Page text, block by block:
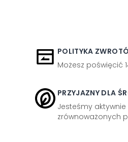
POLITYKA
Możesz poświęcić
PRZYJAZNY DLA
Jesteśmy
zrównoważonych